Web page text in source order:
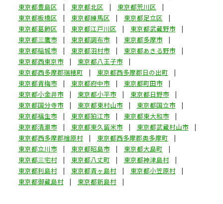
東京都豊島区
東京都北区
東京都荒川区
東京都板橋区
東京都練馬区
東京都足立区
東京都葛飾区
東京都江戸川区
東京都武蔵野市
東京都三鷹市
東京都調布市
東京都多摩市
東京都稲城市
東京都羽村市
東京都あきる野市
東京都西東京市
東京都八王子市
東京都西多摩郡瑞穂町
東京都西多摩郡日の出町
東京都青梅市
東京都府中市
東京都町田市
東京都小金井市
東京都小平市
東京都日野市
東京都国分寺市
東京都東村山市
東京都国立市
東京都福生市
東京都狛江市
東京都東大和市
東京都清瀬市
東京都東久留米市
東京都武蔵村山市
東京都西多摩郡檜原村
東京都西多摩郡奥多摩町
東京都立川市
東京都昭島市
東京都大島町
東京都三宅村
東京都八丈町
東京都神津島村
東京都利島村
東京都青ヶ島村
東京都小笠原村
東京都御蔵島村
東京都新島村